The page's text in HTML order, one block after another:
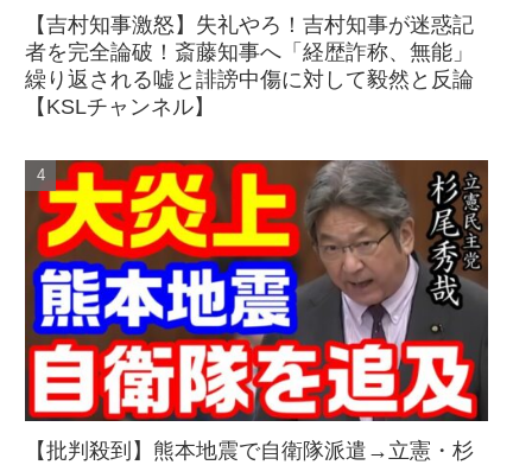
【吉村知事激怒】失礼やろ！吉村知事が迷惑記
者を完全論破！斎藤知事へ「経歴詐称、無能」
繰り返される嘘と誹謗中傷に対して毅然と反論
【KSLチャンネル】
【批判殺到】熊本地震で自衛隊派遣→立憲・杉